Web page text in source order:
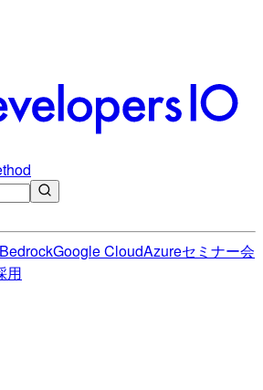
BedrockGoogle CloudAzureセミナー会
用